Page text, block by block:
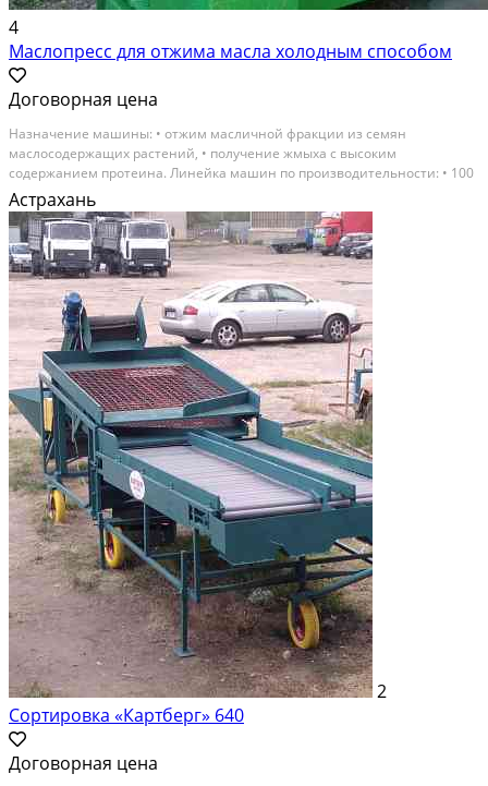
4
Маслопресс для отжима масла холодным способом
Договорная цена
Назначение машины: • отжим масличной фракции из семян
маслосодержащих растений, • получение жмыха с высоким
содержанием протеина. Линейка машин по производительности: • 100
кг сырья в 1 час, • 200 кг сырья в 1 час, • 500 кг сырья в 1 час.
Особенности: • Маслосодержащие семена подвергаются...
Астрахань
2
Сортировка «Картберг» 640
Договорная цена